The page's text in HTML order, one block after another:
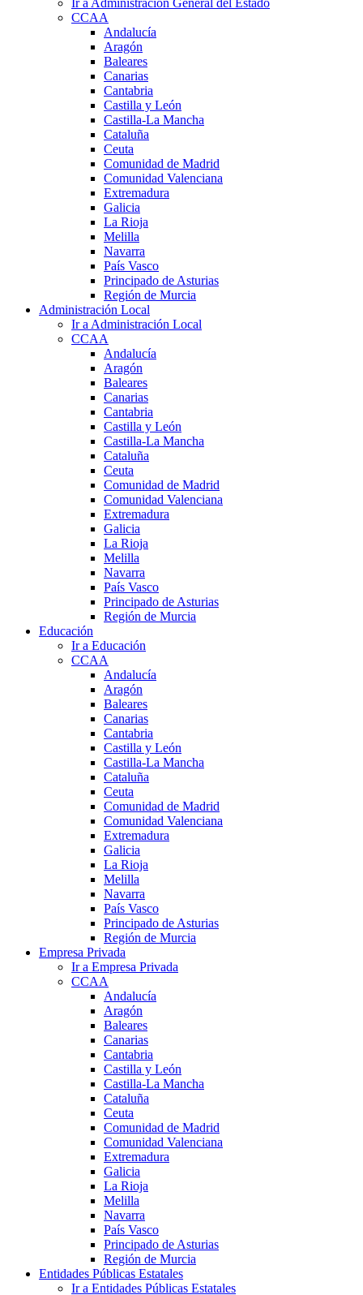
CCAA
Andalucía
Aragón
Baleares
Canarias
Cantabria
Castilla y León
Castilla-La Mancha
Cataluña
Ceuta
Comunidad de Madrid
Comunidad Valenciana
Extremadura
Galicia
La Rioja
Melilla
Navarra
País Vasco
Principado de Asturias
Región de Murcia
Administración Local
Ir a Administración Local
CCAA
Andalucía
Aragón
Baleares
Canarias
Cantabria
Castilla y León
Castilla-La Mancha
Cataluña
Ceuta
Comunidad de Madrid
Comunidad Valenciana
Extremadura
Galicia
La Rioja
Melilla
Navarra
País Vasco
Principado de Asturias
Región de Murcia
Educación
Ir a Educación
CCAA
Andalucía
Aragón
Baleares
Canarias
Cantabria
Castilla y León
Castilla-La Mancha
Cataluña
Ceuta
Comunidad de Madrid
Comunidad Valenciana
Extremadura
Galicia
La Rioja
Melilla
Navarra
País Vasco
Principado de Asturias
Región de Murcia
Empresa Privada
Ir a Empresa Privada
CCAA
Andalucía
Aragón
Baleares
Canarias
Cantabria
Castilla y León
Castilla-La Mancha
Cataluña
Ceuta
Comunidad de Madrid
Comunidad Valenciana
Extremadura
Galicia
La Rioja
Melilla
Navarra
País Vasco
Principado de Asturias
Región de Murcia
Entidades Públicas Estatales
Ir a Entidades Públicas Estatales